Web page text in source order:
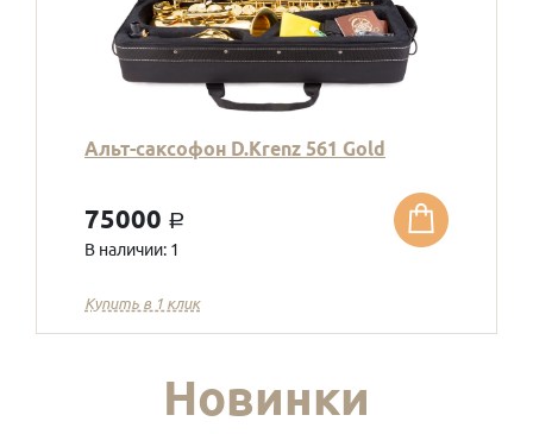
Альт-саксофон D.Krenz 561 Gold
75000 a
В наличии: 1
Купить в 1 клик
Новинки